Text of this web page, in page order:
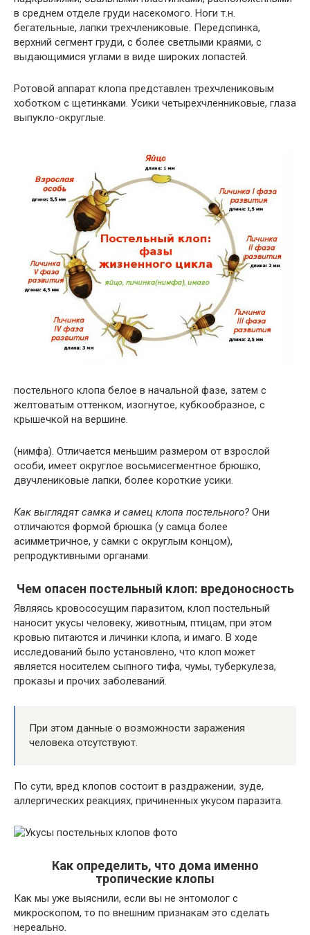
в среднем отделе груди насекомого. Ноги т.н.
бегательные, лапки трехчлениковые. Передспинка,
верхний сегмент груди, с более светлыми краями, с
выдающимися углами в виде широких лопастей.
Ротовой аппарат клопа представлен трехчлениковым
хоботком с щетинками. Усики четырехчленниковые, глаза
выпукло-округлые.
постельного клопа белое в начальной фазе, затем с
желтоватым оттенком, изогнутое, кубкообразное, с
крышечкой на вершине.
(нимфа). Отличается меньшим размером от взрослой
особи, имеет округлое восьмисегментное брюшко,
двучлениковые лапки, более короткие усики.
Как выглядят самка и самец клопа постельного? Они
отличаются формой брюшка (у самца более
асимметричное, у самки с округлым концом),
репродуктивными органами.
Чем опасен постельный клоп: вредоносность
Являясь кровососущим паразитом, клоп постельный
наносит укусы человеку, животным, птицам, при этом
кровью питаются и личинки клопа, и имаго. В ходе
исследований было установлено, что клоп может
является носителем сыпного тифа, чумы, туберкулеза,
проказы и прочих заболеваний.
При этом данные о возможности заражения
человека отсутствуют.
По сути, вред клопов состоит в раздражении, зуде,
аллергических реакциях, причиненных укусом паразита.
Как определить, что дома именно
тропические клопы
Как мы уже выяснили, если вы не энтомолог с
микроскопом, то по внешним признакам это сделать
нереально.